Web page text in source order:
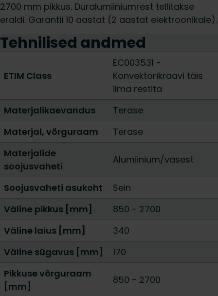
2700 mm pikkus. Duralumiiniumrest tellitakse
eraldi. Garantii 10 aastat (2 aastat elektroonikale).
Tehnilised andmed
ETIM Class
EC003531 -
Konvektorikraavi täis
ilma restita
Materjalikaevandus
Terase
Materjal, võrguraam
Terase
Materjalide
soojusvaheti
Alumiinium/vasest
Soojusvaheti asukoht
Sein
Väline pikkus [mm]
850 - 2700
Väline laius [mm]
340
Väline sügavus [mm]
170
Pikkuse võrguraam
[mm]
850 - 2700